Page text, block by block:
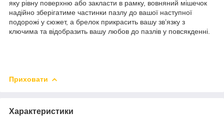
яку рівну поверхню або закласти в рамку, вовняний мішечок
надійно зберігатиме частинки пазлу до вашої наступної
подорожі у сюжет, а брелок прикрасить вашу зв’язку з
ключима та відобразить вашу любов до пазлів у повсякденні.
Приховати
Характеристики